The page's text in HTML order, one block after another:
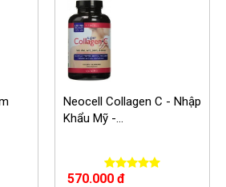
Neocell Collagen C - Nhập
Khẩu Mỹ -...
570.000 đ